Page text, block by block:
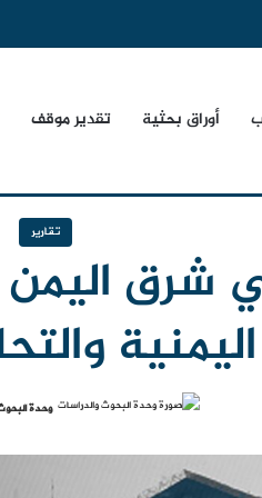
أوراق بحثية تقدير موقف
تقارير
شرق
اليمنية
وحدة